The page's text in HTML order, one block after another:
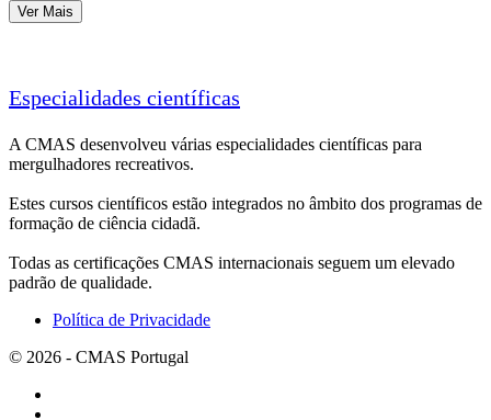
Ver Mais
Especialidades científicas
A CMAS desenvolveu várias especialidades científicas para
mergulhadores recreativos.
Estes cursos científicos estão integrados no âmbito dos programas de
formação de ciência cidadã.
Todas as certificações CMAS internacionais seguem um elevado
padrão de qualidade.
Política de Privacidade
© 2026 - CMAS Portugal